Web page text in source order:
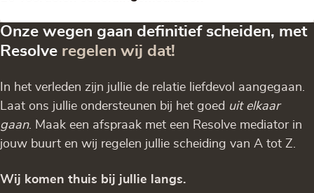
Onze wegen gaan definitief scheiden, met
Resolve regelen wij dat!
In het verleden zijn jullie de relatie liefdevol aangegaan.
Laat ons jullie ondersteunen bij het goed uit elkaar
gaan. Maak een afspraak met een Resolve mediator in
jouw buurt en wij regelen jullie scheiding van A tot Z.
Wij komen thuis bij jullie langs.